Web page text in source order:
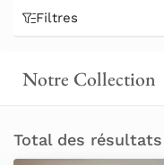
Filtres
Notre Collection
Total des résultats